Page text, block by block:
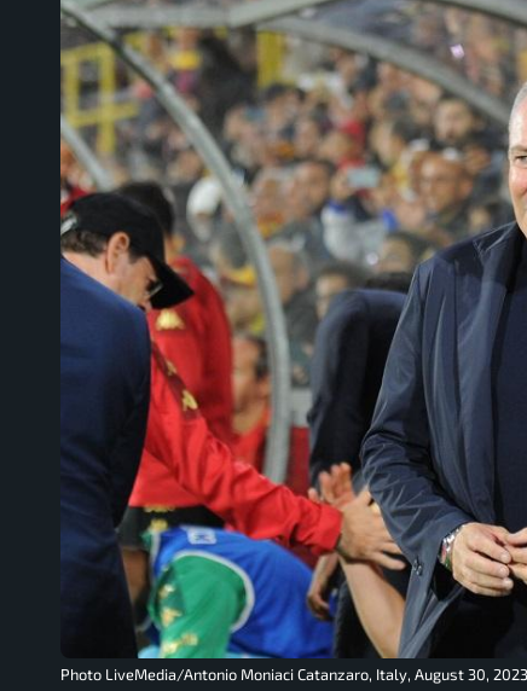
Photo LiveMedia/Antonio Moniaci Catanzaro, Italy, August 30,